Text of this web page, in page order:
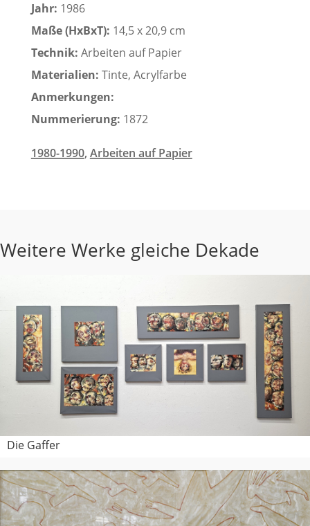
Jahr: 1986
Maße (HxBxT): 14,5 x 20,9 cm
Technik: Arbeiten auf Papier
Materialien: Tinte, Acrylfarbe
Anmerkungen:
Nummerierung: 1872
1980-1990, Arbeiten auf Papier
Weitere Werke gleiche Dekade
Die Gaffer